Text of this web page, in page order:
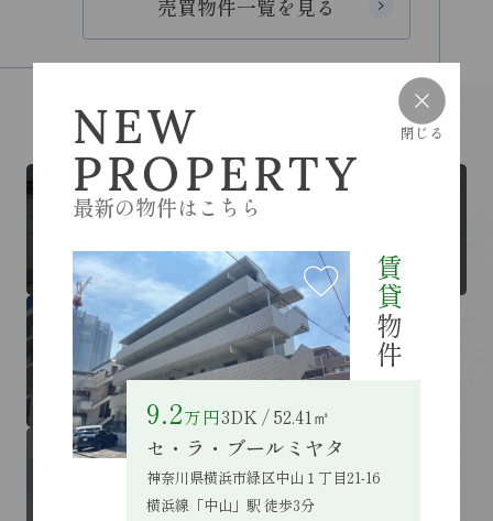
NEW
PROPERTY
最新の物件はこちら
賃貸
物件
9.2万円3DK / 52.41㎡
セ・ラ・ブールミヤタ
神奈川県横浜市緑区中山１丁目21-16
横浜線「中山」駅 徒歩3分
閉じる
売買物件一覧を見る
CONTENTS
各種コンテンツ
RESIDENT
RENT
借りたい
LEND
貸したい
BUY / MEMBER
買いたい /
SELL
売りたい /